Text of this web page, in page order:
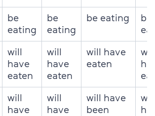
be
eating
be
eating
be eating
be
will
have
eaten
will
have
eaten
will have
eaten
will
will
have
will
have
will have
been
will